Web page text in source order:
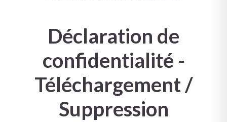
Déclaration de
confidentialité -
Téléchargement /
Suppression